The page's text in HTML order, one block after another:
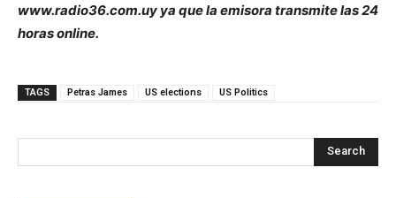
www.radio36.com.uy ya que la emisora transmite las 24
horas online.
TAGS Petras James US elections US Politics
Search